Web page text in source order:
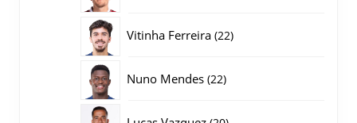
Vitinha Ferreira 2222
Nuno Mendes 2222